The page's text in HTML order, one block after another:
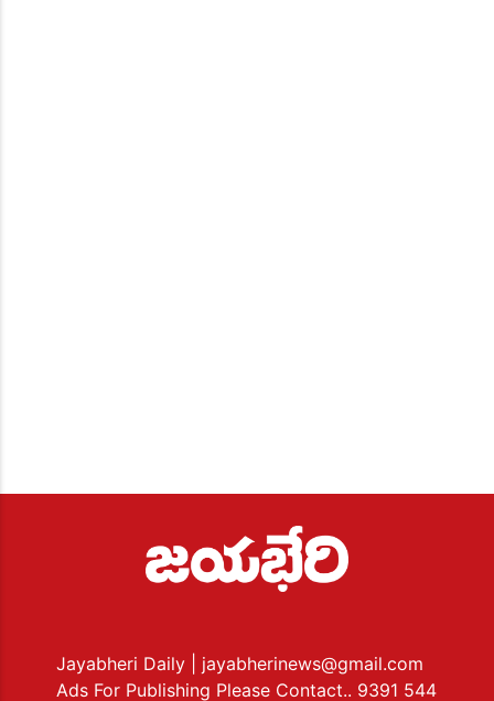
Jayabheri Daily
| jayabherinews@gmail.com
Ads For Publishing Please Contact.. 9391 544